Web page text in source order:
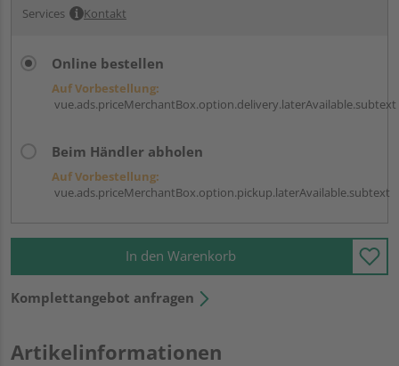
Services Kontakt
Online bestellen
Auf Vorbestellung:
vue.ads.priceMerchantBox.option.delivery.laterAvailable.subtext
Beim Händler abholen
Auf Vorbestellung:
vue.ads.priceMerchantBox.option.pickup.laterAvailable.subtext
In den Warenkorb
Komplettangebot anfragen
Artikelinformationen